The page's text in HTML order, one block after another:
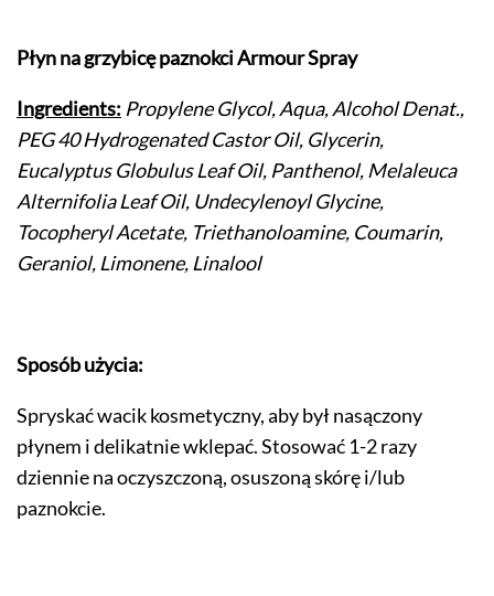
Płyn na grzybicę paznokci Armour Spray
Ingredients: Propylene Glycol, Aqua, Alcohol Denat.,
PEG 40 Hydrogenated Castor Oil, Glycerin,
Eucalyptus Globulus Leaf Oil, Panthenol, Melaleuca
Alternifolia Leaf Oil, Undecylenoyl Glycine,
Tocopheryl Acetate, Triethanoloamine, Coumarin,
Geraniol, Limonene, Linalool
Sposób użycia:
Spryskać wacik kosmetyczny, aby był nasączony
płynem i delikatnie wklepać. Stosować 1-2 razy
dziennie na oczyszczoną, osuszoną skórę i/lub
paznokcie.